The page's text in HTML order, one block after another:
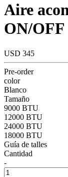
Aire
ON/OFF
USD 345
Pre-order
color
Blanco
Tamaño
9000 BTU
12000 BTU
24000 BTU
18000 BTU
Guía de talles
Cantidad
-